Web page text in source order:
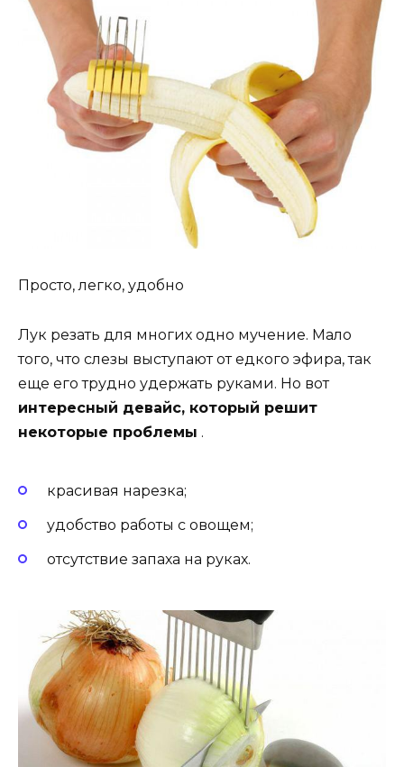
Просто, легко, удобно
Лук резать для многих одно мучение. Мало
того, что слезы выступают от едкого эфира, так
еще его трудно удержать руками. Но вот
интересный девайс, который решит
некоторые проблемы .
красивая нарезка;
удобство работы с овощем;
отсутствие запаха на руках.